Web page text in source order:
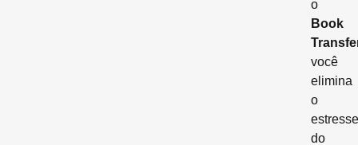
o
Book
você
elimina
o
estresse
do